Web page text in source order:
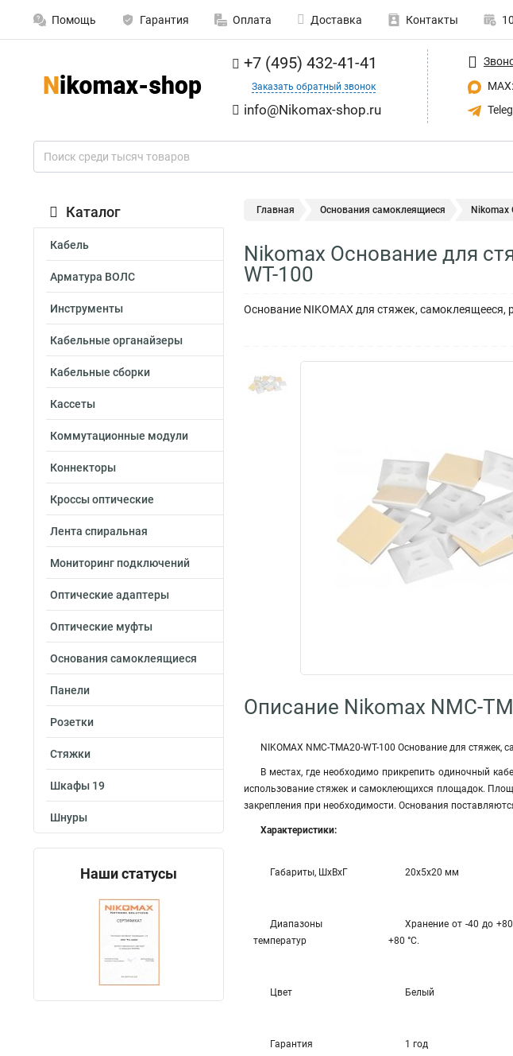
Помощь Гарантия Оплата Доставка Контакты
+7 (495) 432-41-41
Заказать обратный звонок
info@Nikomax-shop.ru
Каталог
Кабель
Арматура ВОЛС
Инструменты
Кабельные органайзеры
Кабельные сборки
Кассеты
Коммутационные модули
Коннекторы
Кроссы оптические
Лента спиральная
Мониторинг подключений
Оптические адаптеры
Оптические муфты
Основания самоклеящиеся
Панели
Розетки
Стяжки
Шкафы 19
Шнуры
Наши статусы
Главная Основания самоклеящиеся Nikomax
Nikomax Основание для
WT-100
Основание NIKOMAX для стяжек,
Описание Nikomax NMC-
NIKOMAX NMC-TMA20-WT-100 Основание для
В местах, где необходимо прикрепить одиночный
использование стяжек и самоклеющихся площадок.
закрепления при необходимости. Основания
Характеристики:
Габариты, ШхВхГ 20x5x20 мм
Диапазоны
температур
Хранение от -40 до
+80 °С.
Цвет Белый
Гарантия 1 год